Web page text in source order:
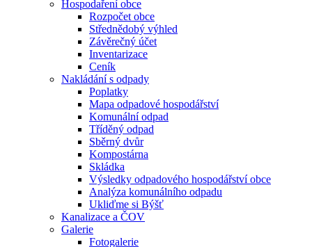
Hospodaření obce
Rozpočet obce
Střednědobý výhled
Závěrečný účet
Inventarizace
Ceník
Nakládání s odpady
Poplatky
Mapa odpadové hospodářství
Komunální odpad
Tříděný odpad
Sběrný dvůr
Kompostárna
Skládka
Výsledky odpadového hospodářství obce
Analýza komunálního odpadu
Ukliďme si Býšť
Kanalizace a ČOV
Galerie
Fotogalerie